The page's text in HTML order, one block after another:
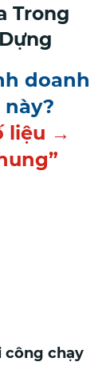
Trong
doanh
liệu →
công chạy